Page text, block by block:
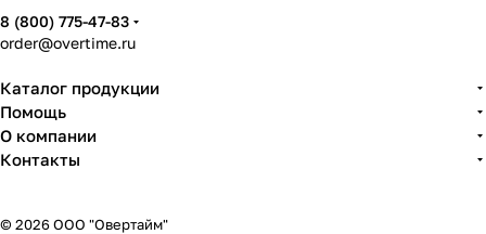
8 (800) 775-47-83
order@overtime.ru
Каталог продукции
Помощь
О компании
Контакты
© 2026 ООО "Овертайм"